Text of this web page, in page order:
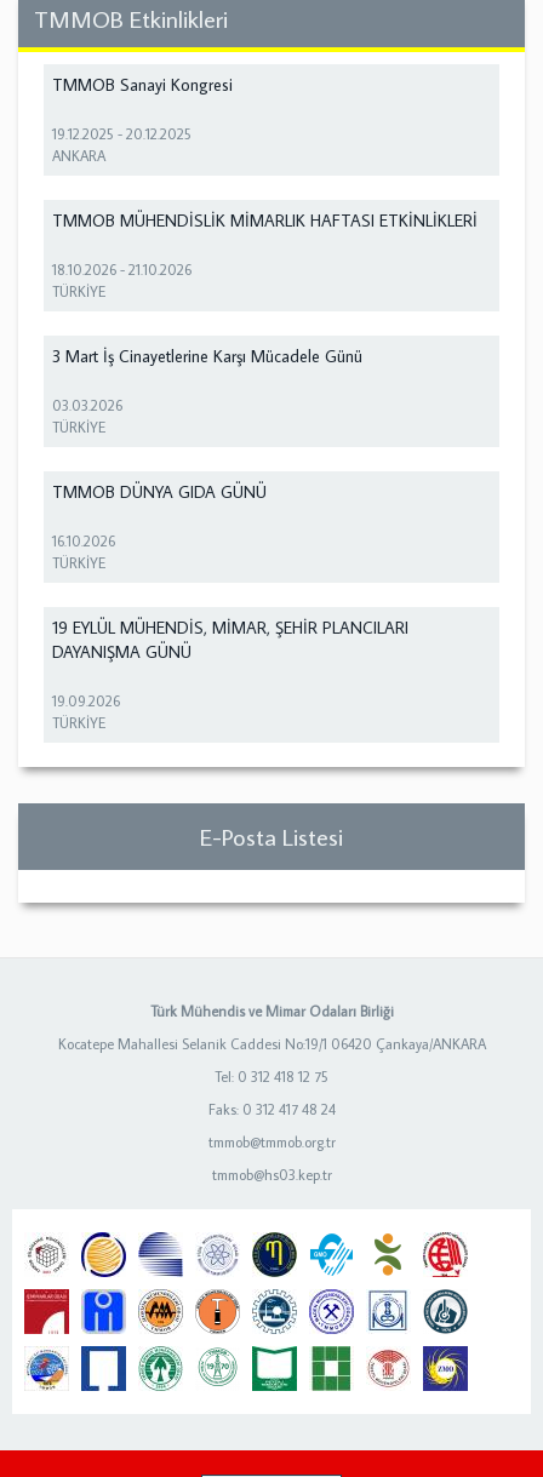
TMMOB Etkinlikleri
TMMOB Sanayi Kongresi
19.12.2025 -20.12.2025
ANKARA
TMMOB MÜHENDİSLİK MİMARLIK HAFTASI ETKİNLİKLERİ
18.10.2026 -21.10.2026
TÜRKİYE
3 Mart İş Cinayetlerine Karşı Mücadele Günü
03.03.2026
TÜRKİYE
TMMOB DÜNYA GIDA GÜNÜ
16.10.2026
TÜRKİYE
19 EYLÜL MÜHENDİS, MİMAR, ŞEHİR PLANCILARI
DAYANIŞMA GÜNÜ
19.09.2026
TÜRKİYE
E-Posta Listesi
Türk Mühendis ve Mimar Odaları Birliği
Kocatepe Mahallesi Selanik Caddesi No:19/1 06420 Çankaya/ANKARA
Tel: 0 312 418 12 75
Faks: 0 312 417 48 24
tmmob@tmmob.org.tr
tmmob@hs03.kep.tr